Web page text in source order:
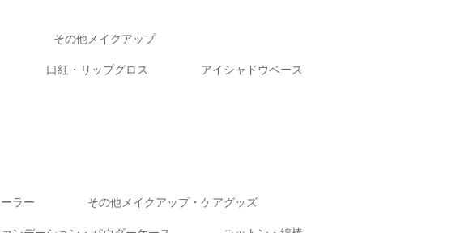
その他メイクアップ
口紅・リップグロス アイシャドウベース
ラー その他メイクアップ・ケアグッズ